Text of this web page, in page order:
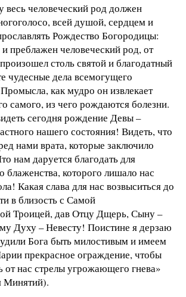
человеческий род должен
всей душой, сердцем и
Рождество Богородицы:
и преблажен человеческий род, от
столь святой и благодатный
чудесные дела всемогущего
как мудро он извлекает
самого, из чего рождаются болезни.
сегодня рождение Девы –
нашего состояния! Видеть, что
нами врата, которые заключило
нам даруется благодать для
блаженства, которого лишало нас
Какая слава для нас возвыситься до
в близость с Самой
Троицей, дав Отцу Дщерь, Сыну –
Духу – Невесту! Поистине я дерзаю
Бога быть милостивым и имеем
прекрасное ограждение, чтобы
от нас стрелы угрожающего гнева»
Минятий).